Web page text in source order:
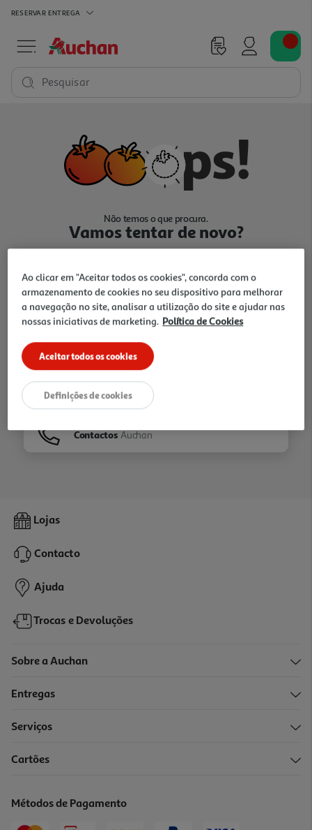
RESERVAR ENTREGA
Pesquisar
Não temos o que procura.
Vamos tentar de novo?
Ir para Homepage
Folhetos
Contactos Auchan
Lojas
Contacto
Ajuda
Trocas e Devoluções
Sobre a Auchan
Entregas
Serviços
Cartões
Métodos de Pagamento
Ao clicar em "Aceitar todos os cookies", concorda com o
armazenamento de cookies no seu dispositivo para melhorar
a navegação no site, analisar a utilização do site e ajudar nas
nossas iniciativas de marketing. Política de Cookies
Aceitar todos os cookies
Definições de cookies